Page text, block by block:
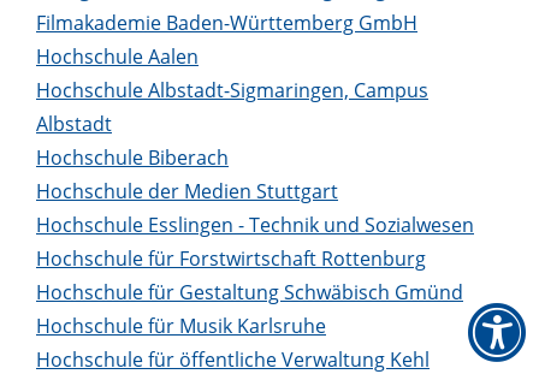
Filmakademie Baden-Württemberg GmbH
Hochschule Aalen
Hochschule Albstadt-Sigmaringen, Campus
Albstadt
Hochschule Biberach
Hochschule der Medien Stuttgart
Hochschule Esslingen - Technik und Sozialwesen
Hochschule für Forstwirtschaft Rottenburg
Hochschule für Gestaltung Schwäbisch Gmünd
Hochschule für Musik Karlsruhe
Hochschule für öffentliche Verwaltung Kehl